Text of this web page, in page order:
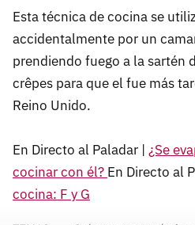
Esta técnica de cocina se
accidentalmente por un
prendiendo fuego a la sartén
crêpes para que el fue más
Reino Unido.
En Directo al Paladar | ¿Se
cocinar con él? En Directo al
cocina: F y G